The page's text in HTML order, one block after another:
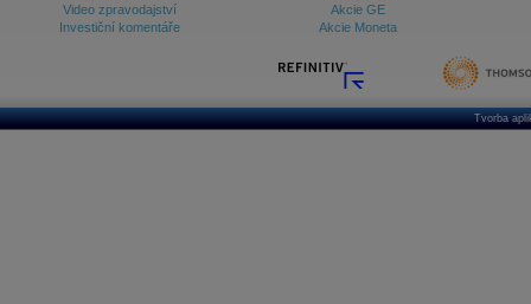
Video zpravodajství
Investiční komentáře
Akcie GE
Akcie Moneta
Tvorba